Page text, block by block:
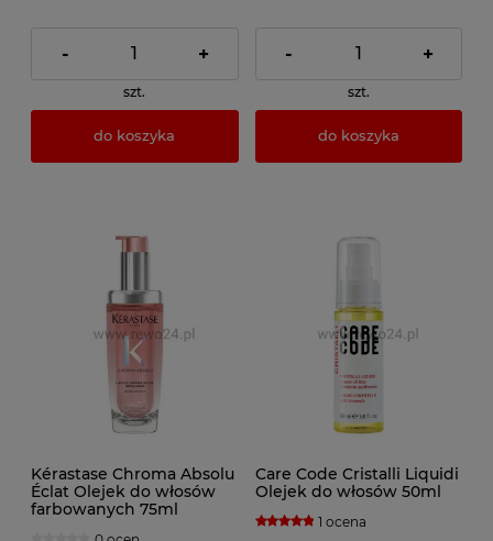
- +
szt.
do koszyka
- +
szt.
do koszyka
Kérastase Chroma Absolu
Éclat Olejek do włosów
farbowanych 75ml
Care Code Cristalli Liquidi
Olejek do włosów 50ml
1 ocena